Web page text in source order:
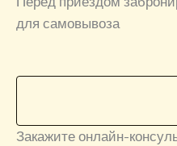
для самовывоза
Закажите онлайн-